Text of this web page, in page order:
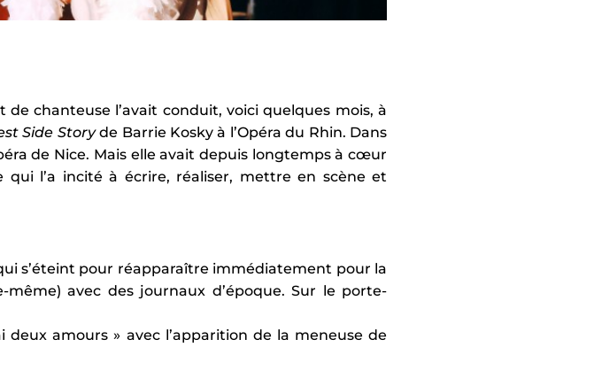
chanteuse l’avait conduit, voici quelques mois, à
Side Storyde Barrie Kosky à l’Opéra du Rhin. Dans
de Nice. Mais elle avait depuis longtemps à cœur
l’a incité à écrire, réaliser, mettre en scène et
s’éteint pour réapparaître immédiatement pour la
avec des journaux d’époque. Sur le porte-
amours » avec l’apparition de la meneuse de